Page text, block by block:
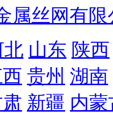
属丝网有限
北 山东 陕西
贵州 湖南
新疆 内蒙